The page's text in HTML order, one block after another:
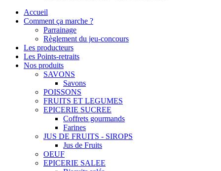
Accueil
Comment ça marche ?
Parrainage
Règlement du jeu-concours
Les producteurs
Les Points-retraits
Nos produits
SAVONS
Savons
POISSONS
FRUITS ET LEGUMES
EPICERIE SUCREE
Coffrets gourmands
Farines
JUS DE FRUITS - SIROPS
Jus de Fruits
OEUF
EPICERIE SALEE